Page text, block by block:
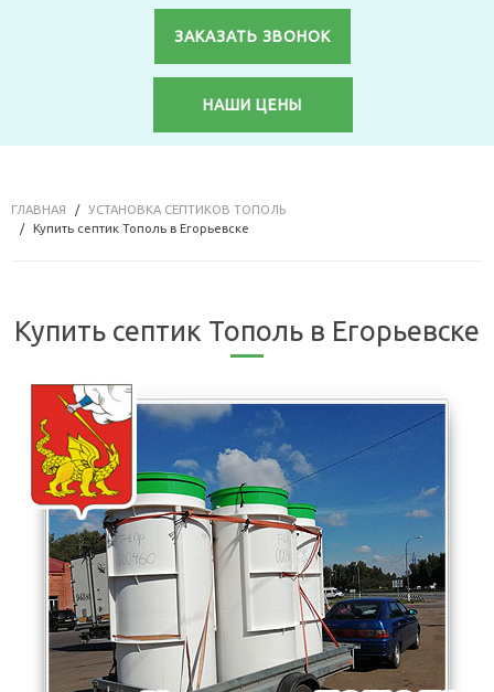
ЗАКАЗАТЬ ЗВОНОК
НАШИ ЦЕНЫ
ГЛАВНАЯ
УСТАНОВКА СЕПТИКОВ ТОПОЛЬ
Купить септик Тополь в Егорьевске
Купить септик Тополь в Егорьевске